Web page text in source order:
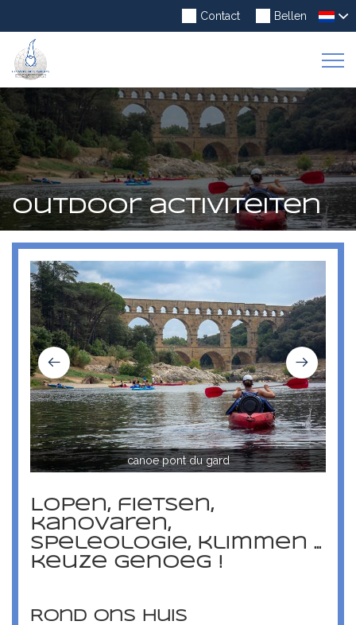
Bellen
Contact
Outdoor activiteiten
canoe pont du gard
Lopen, fietsen,
kanovaren,
speleologie, klimmen ...
keuze genoeg !
Rond ons huis